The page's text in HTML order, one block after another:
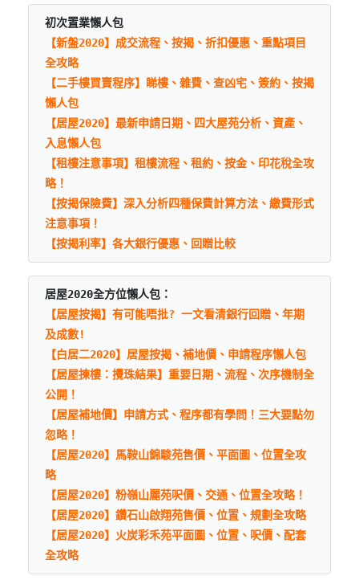
初次置業懶人包
【新盤2020】成交流程、按揭、折扣優惠、重點項目
全攻略
【二手樓買賣程序】睇樓、雜費、查凶宅、簽約、按揭
懶人包
【居屋2020】最新申請日期、四大屋苑分析、資產、
入息懶人包
【租樓注意事項】租樓流程、租約、按金、印花稅全攻
略！
【按揭保險費】深入分析四種保費計算方法、繳費形式
注意事項！
【按揭利率】各大銀行優惠、回贈比較
居屋2020全方位懶人包：
【居屋按揭】有可能唔批? 一文看清銀行回贈、年期
及成數!
【白居二2020】居屋按揭、補地價、申請程序懶人包
【居屋揀樓：攪珠結果】重要日期、流程、次序機制全
公開！
【居屋補地價】申請方式、程序都有學問！三大要點勿
忽略！
【居屋2020】馬鞍山錦駿苑售價、平面圖、位置全攻
略
【居屋2020】粉嶺山麗苑呎價、交通、位置全攻略！
【居屋2020】鑽石山啟翔苑售價、位置、規劃全攻略
【居屋2020】火炭彩禾苑平面圖、位置、呎價、配套
全攻略